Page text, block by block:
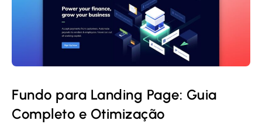
Fundo para Landing Page: Guia
Completo e Otimização